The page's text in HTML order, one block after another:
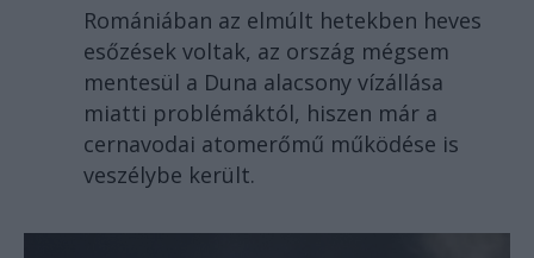
Romániában az elmúlt hetekben heves
esőzések voltak, az ország mégsem
mentesül a Duna alacsony vízállása
miatti problémáktól, hiszen már a
cernavodai atomerőmű működése is
veszélybe került.